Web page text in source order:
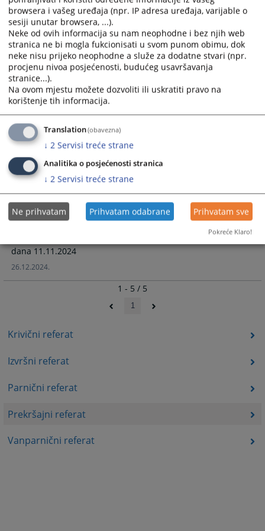
Krivični referat
Izvršni referat
Parnični referat
Prekršajni referat
Vanparnični referat
10.01.2025.
A-Rjesenje o izricanju zastitne mjere od
dana 12.11.2024.godine broj 44 0 Pr
041346 24 Zm, pravomoćno dana
A-Rjesenje o izricanju zastitne mjere od dana
12.11.2024.godine broj 44 0 Pr 041346 24 Zm, pravomoćno
dana 16.12.2024
27.12.2024.
A-Rjesenje o izricanju zastitne mjere od
dana 07.11.2024.godine broj: 44 0 Pr
041332 24 Zm, pravomoćno dana
11.11.2024
07.11.2024.godine broj: 44 0 Pr 041332 24 Zm, pravomoćno
dana 11.11.2024
26.12.2024.
1 - 5 / 5
1
browsera i vašeg uređaja (npr. IP adresa uređaja, varijable o
sesiji unutar browsera, ...).
Neke od ovih informacija su nam neophodne i bez njih web
stranica ne bi mogla fukcionisati u svom punom obimu, dok
neke nisu prijeko neophodne a služe za dodatne stvari (npr.
procjenu nivoa posjećenosti, budućeg usavršavanja
stranice...).
Na ovom mjestu možete dozvoliti ili uskratiti pravo na
korištenje tih informacija.
Translation(obavezna)
↓ 2 Servisi treće strane
Analitika o posjećenosti stranica
↓ 2 Servisi treće strane
Ne prihvatam Prihvatam odabrane Prihvatam sve
Pokreće Klaro!